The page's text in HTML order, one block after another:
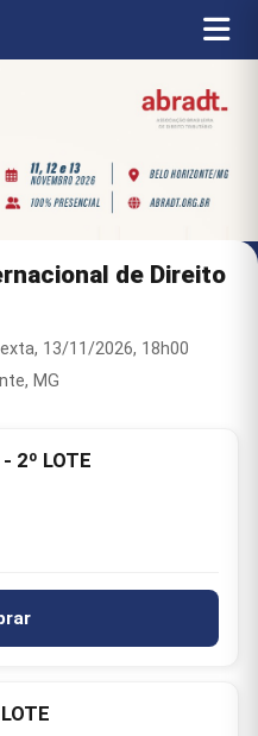
de Direito
13/11/2026, 18h00
MG
2º LOTE